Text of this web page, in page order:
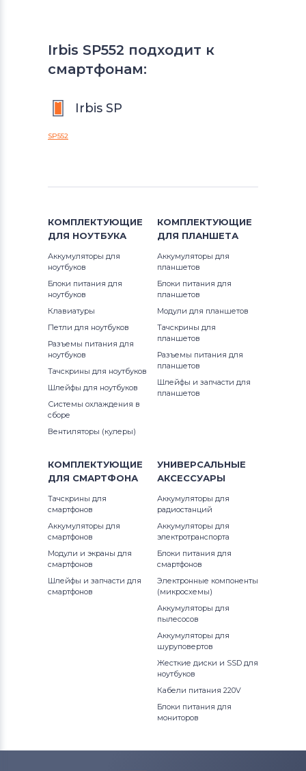
Irbis SP552 подходит к
смартфонам:
Irbis SP
SP552
КОМПЛЕКТУЮЩИЕ
ДЛЯ НОУТБУКА
Аккумуляторы для
ноутбуков
Блоки питания для
ноутбуков
Клавиатуры
Петли для ноутбуков
Разъемы питания для
ноутбуков
Тачскрины для ноутбуков
Шлейфы для ноутбуков
Системы охлаждения в
сборе
Вентиляторы (кулеры)
КОМПЛЕКТУЮЩИЕ
ДЛЯ ПЛАНШЕТА
Аккумуляторы для
планшетов
Блоки питания для
планшетов
Модули для планшетов
Тачскрины для
планшетов
Разъемы питания для
планшетов
Шлейфы и запчасти для
планшетов
КОМПЛЕКТУЮЩИЕ
ДЛЯ СМАРТФОНА
Тачскрины для
смартфонов
Аккумуляторы для
смартфонов
Модули и экраны для
смартфонов
Шлейфы и запчасти для
смартфонов
УНИВЕРСАЛЬНЫЕ
АКСЕССУАРЫ
Аккумуляторы для
радиостанций
Аккумуляторы для
электротранспорта
Блоки питания для
смартфонов
Электронные компоненты
(микросхемы)
Аккумуляторы для
пылесосов
Аккумуляторы для
шуруповертов
Жесткие диски и SSD для
ноутбуков
Кабели питания 220V
Блоки питания для
мониторов